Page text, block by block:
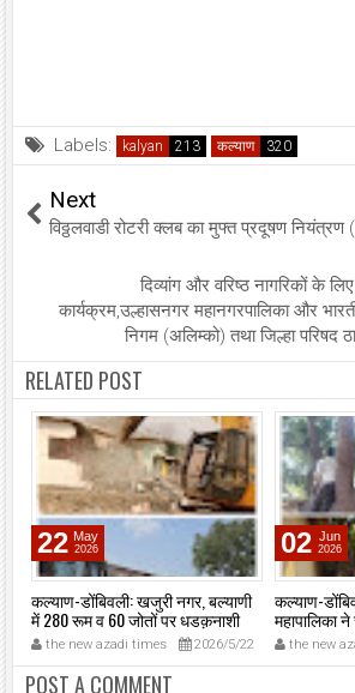
Labels: kalyan कल्याण
Next
विठ्ठलवाडी रोटरी क्लब का मुफ्त प्रदूषण
दिव्यांग और वरिष्ठ नागरिकों के
कार्यक्रम,उल्हासनगर महानगरपालिका और
निगम (अलिम्को) तथा जिल्हा परिषद
RELATED POST
22 May
2026
कल्याण-डोंबिवली: खजुरी नगर, बल्याणी
में 280 रूम व 60 जोतों पर धडक़नाशी
निष्कासन कार्रवाई
the new azadi times 2026/5/22
02 Jun
2026
कल्याण-
महापालिका
युद्धस्तर
काटे, 27 पेड़
the new
POST A COMMENT